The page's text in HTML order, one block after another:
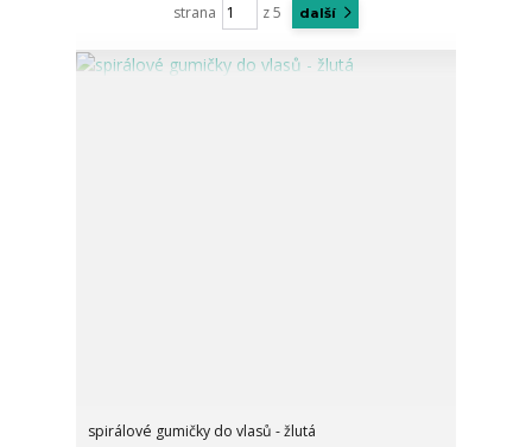
strana
z 5 další
spirálové gumičky do vlasů - žlutá